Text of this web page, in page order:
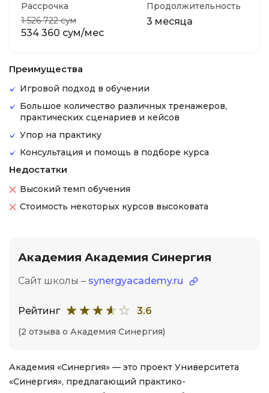
Рассрочка
1 526 722 сум
534 360 сум/мес
Продолжительность
3 месяца
Преимущества
Игровой подход в обучении
Большое количество различных тренажеров,
практических сценариев и кейсов
Упор на практику
Консультация и помощь в подборе курса
Недостатки
Высокий темп обучения
Стоимость некоторых курсов высоковата
Академия Академия Синергия
Сайт школы – synergyacademy.ru
Рейтинг 3.6
(2 отзыва о Академия Синергия)
Академия «Синергия» — это проект Университета
«Синергия», предлагающий практико-